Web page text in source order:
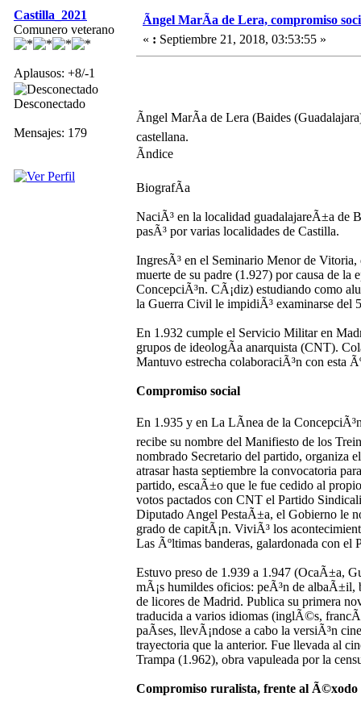
Castilla_2021
Comunero veterano
Aplausos: +8/-1
Desconectado
Mensajes: 179
Ãngel MarÃ­a de Lera, compromiso
« : Septiembre 21, 2018, 03:53:55 »
Ãngel MarÃ­a de Lera (Baides
castellana.
Ãndice
BiografÃ­a
NaciÃ³ en la localidad guadalajareÃ±a de
pasÃ³ por varias localidades de Castilla.
IngresÃ³ en el Seminario Menor de Vitoria,
muerte de su padre (1.927) por causa de
ConcepciÃ³n. CÃ¡diz) estudiando como
la Guerra Civil le impidiÃ³ examinarse del
En 1.932 cumple el Servicio Militar en
grupos de ideologÃ­a anarquista (CNT).
Mantuvo estrecha colaboraciÃ³n con esta
Compromiso social
En 1.935 y en La LÃ­nea de la
recibe su nombre del Manifiesto de los
nombrado Secretario del partido, organiza
atrasar hasta septiembre la convocatoria
partido, escaÃ±o que le fue cedido al
votos pactados con CNT el Partido
Diputado Angel PestaÃ±a, el Gobierno le
grado de capitÃ¡n. ViviÃ³ los
Las Ãºltimas banderas, galardonada con
Estuvo preso de 1.939 a 1.947 (OcaÃ±a,
mÃ¡s humildes oficios: peÃ³n de albaÃ±il,
de licores de Madrid. Publica su primera
traducida a varios idiomas (inglÃ©s,
paÃ­ses, llevÃ¡ndose a cabo la versiÃ³n
trayectoria que la anterior. Fue llevada al
Trampa (1.962), obra vapuleada por la
Compromiso ruralista, frente al